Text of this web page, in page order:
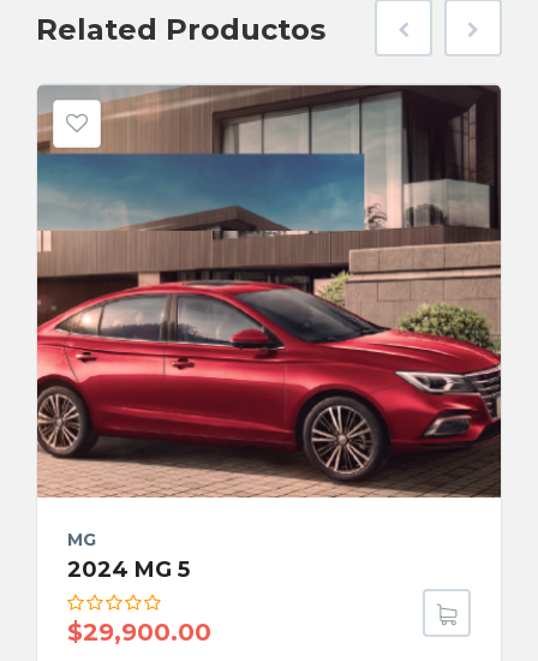
Related Productos
MG
2024 MG 5
$29,900.00